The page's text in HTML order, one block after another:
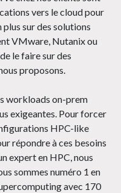
vers le cloud pour
plus sur des solutions
VMware, Nutanix ou
le faire sur des
proposons.
workloads on-prem
exigeantes. Pour forcer
HPC-like
répondre à ces besoins
expert en HPC, nous
sommes numéro 1 en
avec 170